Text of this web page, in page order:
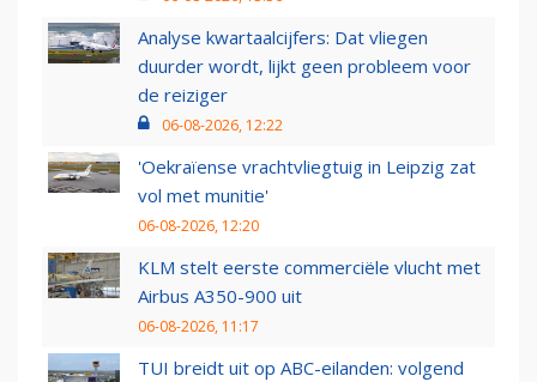
Analyse kwartaalcijfers: Dat vliegen
duurder wordt, lijkt geen probleem voor
de reiziger
06-08-2026, 12:22
'Oekraïense vrachtvliegtuig in Leipzig zat
vol met munitie'
06-08-2026, 12:20
KLM stelt eerste commerciële vlucht met
Airbus A350-900 uit
06-08-2026, 11:17
TUI breidt uit op ABC-eilanden: volgend